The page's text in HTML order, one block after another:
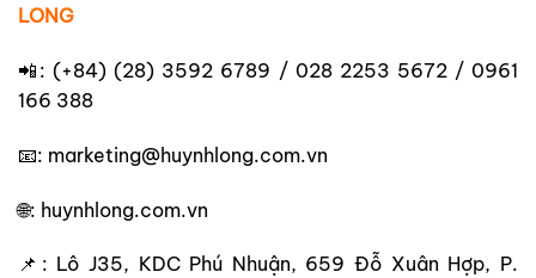
LONG
📲: (+84) (28) 3592 6789 / 028 2253 5672 / 0961
166 388
📧: marketing@huynhlong.com.vn
🌐: huynhlong.com.vn
📌: Lô J35, KDC Phú Nhuận, 659 Đỗ Xuân Hợp, P.